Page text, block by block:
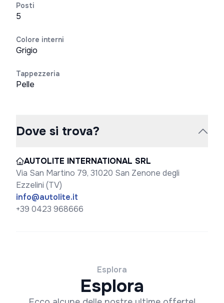
Posti
5
Colore interni
Grigio
Tappezzeria
Pelle
Dove si trova?
AUTOLITE INTERNATIONAL SRL
Via San Martino 79, 31020 San Zenone degli
Ezzelini (TV)
info@autolite.it
+39 0423 968666
Esplora
Esplora